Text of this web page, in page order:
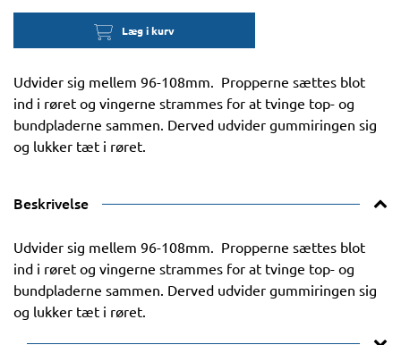
Læg i kurv
Udvider sig mellem 96-108mm. Propperne sættes blot
ind i røret og vingerne strammes for at tvinge top- og
bundpladerne sammen. Derved udvider gummiringen sig
og lukker tæt i røret.
Beskrivelse
Udvider sig mellem 96-108mm. Propperne sættes blot
ind i røret og vingerne strammes for at tvinge top- og
bundpladerne sammen. Derved udvider gummiringen sig
og lukker tæt i røret.